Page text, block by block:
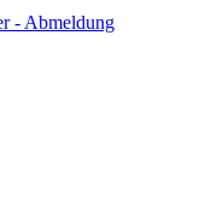
- Abmeldung